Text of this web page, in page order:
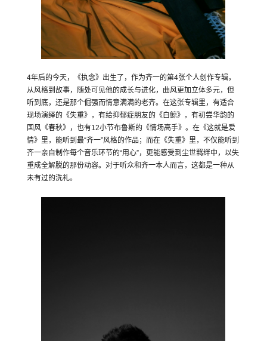
4年后的今天，《执念》出生了，作为齐一的第4张个人创作专辑，
从风格到故事，随处可见他的成长与进化，曲风更加立体多元，但
听到底，还是那个倔强而情意满满的老齐。在这张专辑里，有适合
现场演绎的《失重》，有给抑郁症朋友的《白鲸》，有初尝华韵的
国风《春秋》，也有12小节布鲁斯的《情场高手》。在《这就是爱
情》里，能听到最“齐一”风格的作品；而在《失重》里，不仅能听到
齐一亲自制作每个音乐环节的“用心”，更能感受到尘世羁绊中，以失
重成全解脱的那份动容。对于听众和齐一本人而言，这都是一种从
未有过的洗礼。